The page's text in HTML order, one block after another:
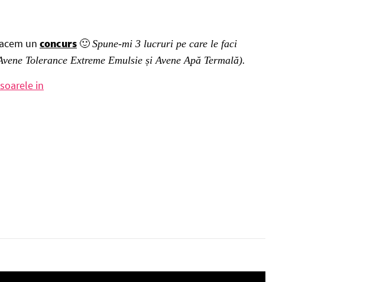
un concurs 🙂 Spune-mi 3 lucruri pe care le faci
Tolerance Extreme Emulsie și Avene Apă Termală).